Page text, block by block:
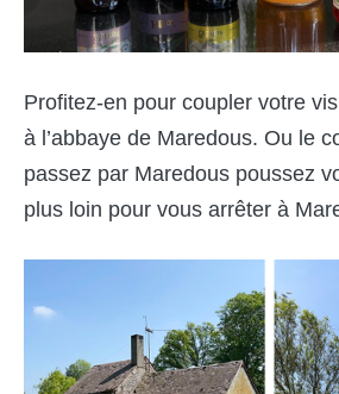
Profitez-en pour coupler votre
à l’abbaye de Maredous. Ou le
passez par Maredous poussez
plus loin pour vous arrêter à